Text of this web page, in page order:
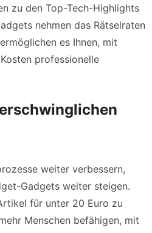
zu den Top-Tech-Highlights
nehmen das Rätselraten
es Ihnen, mit
professionelle
weiter verbessern,
Gadgets weiter steigen.
für unter 20 Euro zu
Menschen befähigen, mit